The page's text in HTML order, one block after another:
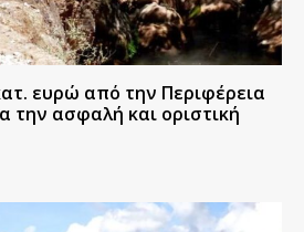
ευρώ από την Περιφέρεια
την ασφαλή και οριστική